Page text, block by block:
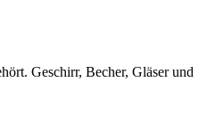
Geschirr, Becher, Gläser und